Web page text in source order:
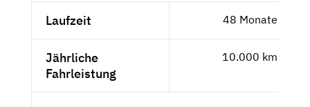
Laufzeit 48 Monate
Jährliche
Fahrleistung
10.000 km